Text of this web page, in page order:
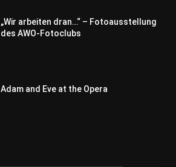
„Wir arbeiten dran…“ – Fotoausstellung
des AWO-Fotoclubs
Adam and Eve at the Opera